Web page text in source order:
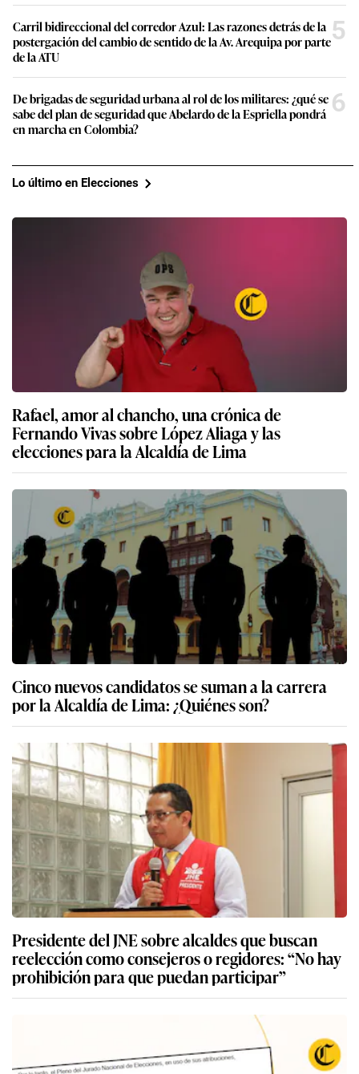
Carril bidireccional del corredor Azul: Las razones detrás de la
postergación del cambio de sentido de la Av. Arequipa por parte
de la ATU
5
De brigadas de seguridad urbana al rol de los militares: ¿qué se
sabe del plan de seguridad que Abelardo de la Espriella pondrá
en marcha en Colombia?
6
Lo último en Elecciones
Rafael, amor al chancho, una crónica de
Fernando Vivas sobre López Aliaga y las
elecciones para la Alcaldía de Lima
Cinco nuevos candidatos se suman a la carrera
por la Alcaldía de Lima: ¿Quiénes son?
Presidente del JNE sobre alcaldes que buscan
reelección como consejeros o regidores: “No hay
prohibición para que puedan participar”